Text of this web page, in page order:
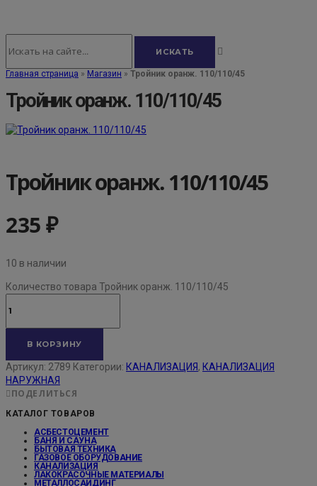
Главная страница » Магазин » Тройник оранж. 110/110/45
Тройник оранж. 110/110/45
Тройник оранж. 110/110/45
235₽
10 в наличии
Количество товара Тройник оранж. 110/110/45
В КОРЗИНУ
Артикул: 2789 Категории: КАНАЛИЗАЦИЯ, КАНАЛИЗАЦИЯ
НАРУЖНАЯ
ПОДЕЛИТЬСЯ
КАТАЛОГ ТОВАРОВ
АСБЕСТОЦЕМЕНТ
БАНЯ И САУНА
БЫТОВАЯ ТЕХНИКА
ГАЗОВОЕ ОБОРУДОВАНИЕ
КАНАЛИЗАЦИЯ
ЛАКОКРАСОЧНЫЕ МАТЕРИАЛЫ
МЕТАЛЛОСАЙДИНГ